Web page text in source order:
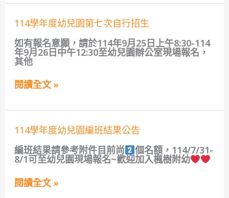
果
公
告
人
計
畫」
特
教
學
助
理
甄
簡
章
公
告
114學年度幼兒園第七次自行招生
如有報名意願，請於114年9月25日上午8:30-114
年9月26日中午12:30至幼兒園辦公室現場報名，
其他
114
學
年
度
幼
兒
第
自
招
閱讀全文 »
114學年度幼兒園編班結果公告
編班結果請參考附件目前尚
個名額，114/7/31-
8/1可至幼兒園現場報名~歡迎加入楓樹附幼
114
學
年
度
幼
園
閱讀全文 »